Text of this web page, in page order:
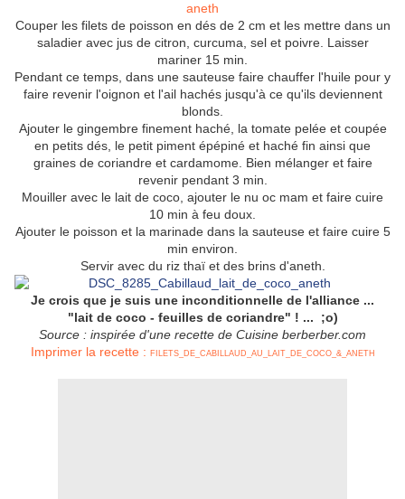
aneth
Couper les filets de poisson en dés de 2 cm et les mettre dans un
saladier avec jus de citron, curcuma, sel et poivre. Laisser
mariner 15 min.
Pendant ce temps, dans une sauteuse faire chauffer l'huile pour y
faire revenir l'oignon et l'ail hachés jusqu'à ce qu'ils deviennent
blonds.
Ajouter le gingembre finement haché, la tomate pelée et coupée
en petits dés, le petit piment épépiné et haché fin ainsi que
graines de coriandre et cardamome. Bien mélanger et faire
revenir pendant 3 min.
Mouiller avec le lait de coco, ajouter le nu oc mam et faire cuire
10 min à feu doux.
Ajouter le poisson et la marinade dans la sauteuse et faire cuire 5
min environ.
Servir avec du riz thaï et des brins d'aneth.
Je crois que je suis une inconditionnelle de l'alliance ...
"lait de coco - feuilles de coriandre" ! ... ;o)
Source : inspirée d'une recette de Cuisine berberber.com
Imprimer la recette : FILETS_DE_CABILLAUD_AU_LAIT_DE_COCO_&_ANETH